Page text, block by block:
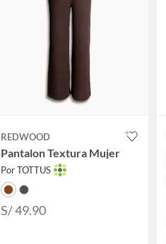
REDWOOD
Pantalon Textura Mujer
Por TOTTUS
S/ 49.90